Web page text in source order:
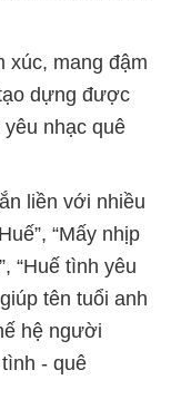
xúc, mang đậm
dựng được
nhạc quê
liền với nhiều
“Mấy nhịp
“Huế tình yêu
tên tuổi anh
hệ người
- quê